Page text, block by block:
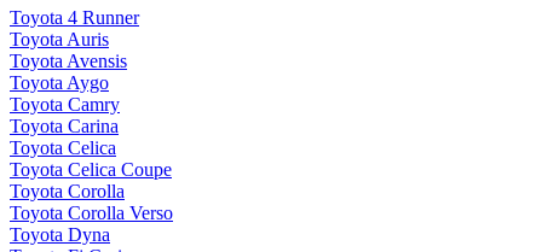
Toyota 4 Runner
Toyota Auris
Toyota Avensis
Toyota Aygo
Toyota Camry
Toyota Carina
Toyota Celica
Toyota Celica Coupe
Toyota Corolla
Toyota Corolla Verso
Toyota Dyna